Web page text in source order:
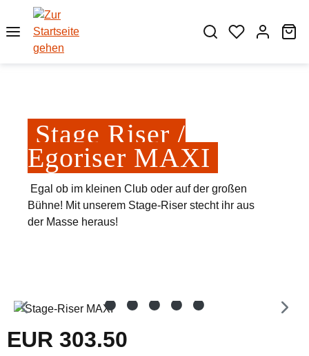
Zum Hauptinhalt springen
Stage Riser /
Egoriser MAXI
Egal ob im kleinen Club oder auf der großen
Bühne! Mit unserem Stage-Riser stecht ihr aus
der Masse heraus!
Bildergalerie überspringen
Regulärer Preis:
EUR 303.50